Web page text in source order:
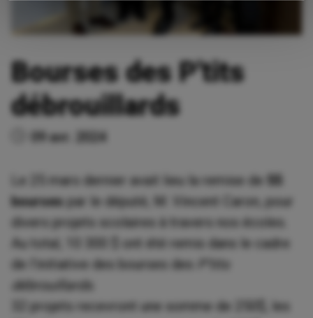
Bourses des P'tits
débrouillards
09 avr. 2024
Le 25 mars dernier avait lieu la remise de
55
boursespar le député, M. Vincent Caron, pour
divers projets scolaires à travers nos écoles.
Au total, 10 300 $ ont été remis dans le cadre
de l’initiative des bourses des
P’tits
débrouillards
32 projets recevront une somme de 250$, les